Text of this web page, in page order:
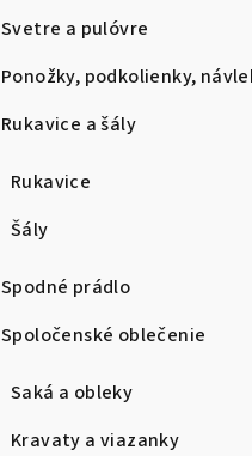
Svetre a pulóvre
Ponožky, podkolienky,
Rukavice a šály
Rukavice
Šály
Spodné prádlo
Spoločenské oblečenie
Saká a obleky
Kravaty a viazanky